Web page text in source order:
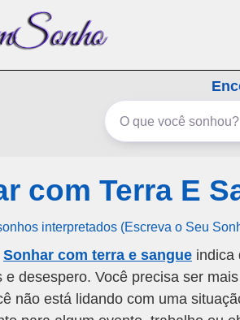
com Terra E
interpretados (Escreva o Seu
Sonhar com terra e sangue indica
e desespero. Você precisa ser
não está lidando com uma